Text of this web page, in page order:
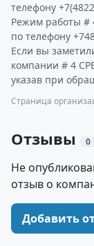
телефону
Режим работы #
по телефону
Если вы
компании # 4
указав при
Страница
Отзывы 0
Не
отзыв о
Добавить